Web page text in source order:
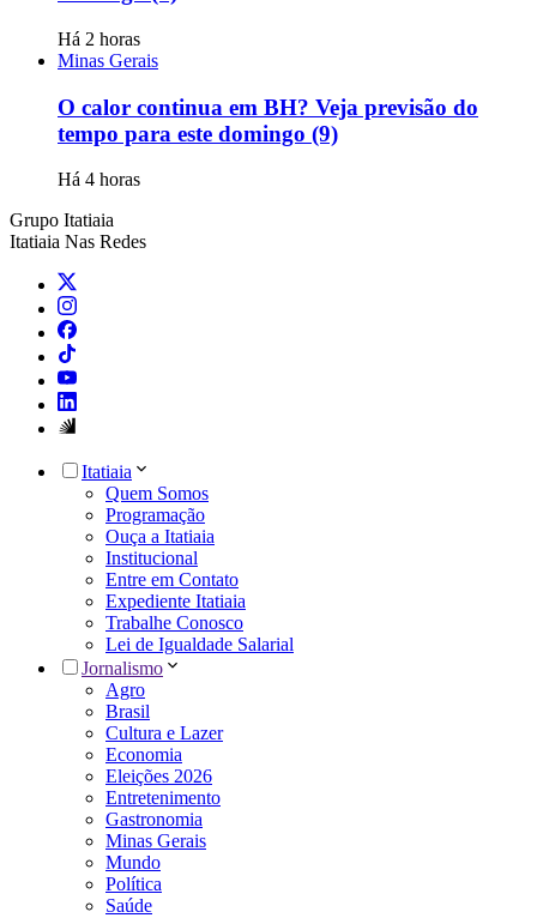
Há 2 horas
Minas Gerais
O calor continua em BH? Veja previsão do
tempo para este domingo (9)
Há 4 horas
Grupo Itatiaia
Itatiaia Nas Redes
Itatiaia
Quem Somos
Programação
Ouça a Itatiaia
Institucional
Entre em Contato
Expediente Itatiaia
Trabalhe Conosco
Lei de Igualdade Salarial
Jornalismo
Agro
Brasil
Cultura e Lazer
Economia
Eleições 2026
Entretenimento
Gastronomia
Minas Gerais
Mundo
Política
Saúde